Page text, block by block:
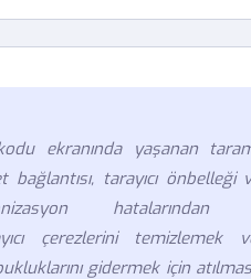
ekranında yaşanan
tarayıcı önbelleği
hatalarından
çerezlerini temizlemek
gidermek için